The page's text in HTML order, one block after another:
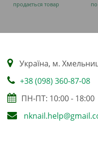
продається товар
по
Українa, м.
+38 (098) 360-87-08
ПН-ПТ: 10:00 - 18:00